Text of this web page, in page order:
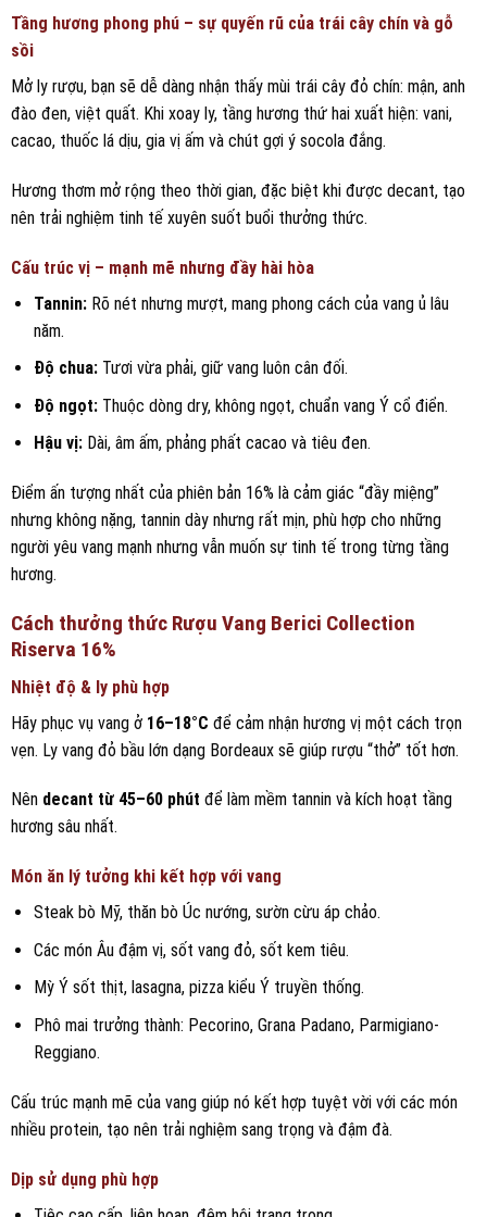
Tầng hương phong phú – sự quyến rũ của trái cây chín và gỗ
sồi
Mở ly rượu, bạn sẽ dễ dàng nhận thấy mùi trái cây đỏ chín: mận, anh
đào đen, việt quất. Khi xoay ly, tầng hương thứ hai xuất hiện: vani,
cacao, thuốc lá dịu, gia vị ấm và chút gợi ý socola đắng.
Hương thơm mở rộng theo thời gian, đặc biệt khi được decant, tạo
nên trải nghiệm tinh tế xuyên suốt buổi thưởng thức.
Cấu trúc vị – mạnh mẽ nhưng đầy hài hòa
Tannin:Rõ nét nhưng mượt, mang phong cách của vang ủ lâu
năm.
Độ chua:Tươi vừa phải, giữ vang luôn cân đối.
Độ ngọt:Thuộc dòng dry, không ngọt, chuẩn vang Ý cổ điển.
Hậu vị:Dài, âm ấm, phảng phất cacao và tiêu đen.
Điểm ấn tượng nhất của phiên bản 16% là cảm giác “đầy miệng”
nhưng không nặng, tannin dày nhưng rất mịn, phù hợp cho những
người yêu vang mạnh nhưng vẫn muốn sự tinh tế trong từng tầng
hương.
Cách thưởng thức Rượu Vang Berici Collection
Riserva 16%
Nhiệt độ & ly phù hợp
Hãy phục vụ vang ở 16–18°C để cảm nhận hương vị một cách trọn
vẹn. Ly vang đỏ bầu lớn dạng Bordeaux sẽ giúp rượu “thở” tốt hơn.
Nên decant từ 45–60 phút để làm mềm tannin và kích hoạt tầng
hương sâu nhất.
Món ăn lý tưởng khi kết hợp với vang
Steak bò Mỹ, thăn bò Úc nướng, sườn cừu áp chảo.
Các món Âu đậm vị, sốt vang đỏ, sốt kem tiêu.
Mỳ Ý sốt thịt, lasagna, pizza kiểu Ý truyền thống.
Phô mai trưởng thành: Pecorino, Grana Padano, Parmigiano-
Reggiano.
Cấu trúc mạnh mẽ của vang giúp nó kết hợp tuyệt vời với các món
nhiều protein, tạo nên trải nghiệm sang trọng và đậm đà.
Dịp sử dụng phù hợp